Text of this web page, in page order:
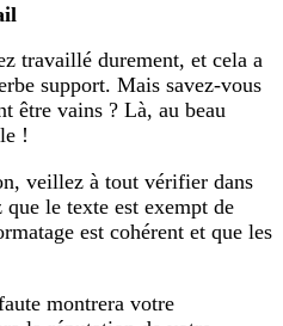
travaillé durement, et cela a
support. Mais savez-vous
être vains ? Là, au beau
!
veillez à tout vérifier dans
le texte est exempt de
est cohérent et que les
montrera votre